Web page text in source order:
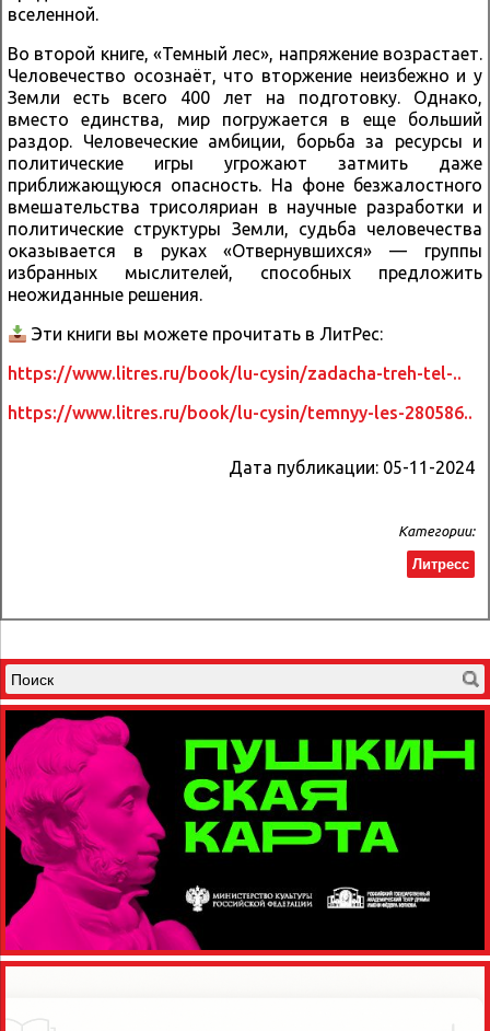
вселенной.
Во второй книге, «Темный лес», напряжение возрастает.
Человечество осознаёт, что вторжение неизбежно и у
Земли есть всего 400 лет на подготовку. Однако,
вместо единства, мир погружается в еще больший
раздор. Человеческие амбиции, борьба за ресурсы и
политические игры угрожают затмить даже
приближающуюся опасность. На фоне безжалостного
вмешательства трисоляриан в научные разработки и
политические структуры Земли, судьба человечества
оказывается в руках «Отвернувшихся» — группы
избранных мыслителей, способных предложить
неожиданные решения.
Эти книги вы можете прочитать в ЛитРес:
https://www.litres.ru/book/lu-cysin/zadacha-treh-tel-..
https://www.litres.ru/book/lu-cysin/temnyy-les-280586..
Дата публикации: 05-11-2024
Категории:
Литресс